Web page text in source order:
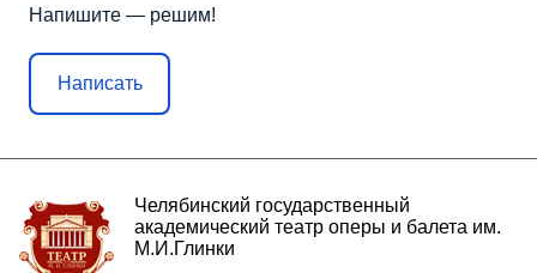
Напишите — решим!
Написать
Челябинский государственный
академический театр оперы и балета им.
М.И.Глинки